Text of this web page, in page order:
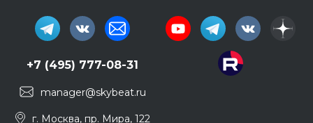
+7 (495) 777-08-31
manager@skybeat.ru
г. Москва, пр. Мира, 122